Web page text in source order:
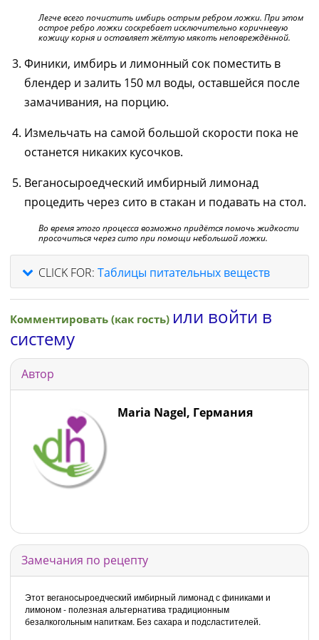
Легче всего почистить имбирь острым ребром ложки. При этом
острое ребро ложки соскребает исключительно коричневую
кожицу корня и оставляет жёлтую мякоть неповреждённой.
Финики, имбирь и лимонный сок поместить в
блендер и залить 150 мл воды, оставшейся после
замачивания, на порцию.
Измельчать на самой большой скорости пока не
останется никаких кусочков.
Веганосыроедческий имбирный лимонад
процедить через сито в стакан и подавать на стол.
Во время этого процесса возможно придётся помочь жидкости
просочиться через сито при помощи небольшой ложки.
CLICK FOR: Таблицы питательных веществ
Комментировать (как гость) или войти в
систему
Автор
Maria Nagel, Германия
Замечания по рецепту
Этот веганосыроедческий имбирный лимонад с финиками и
лимоном - полезная альтернатива традиционным
безалкогольным напиткам. Без сахара и подсластителей.